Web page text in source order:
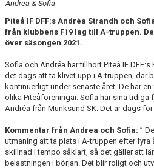
Andrea & Sofia
Piteå IF DFF:s Andréa Strandh och
från klubbens F19 lag till A-truppen.
över säsongen 2021.
Sofia och Andréa har tillhört Piteå IF DFF:s
det dags att ta klivet upp i A-truppen, där
kontinuerligt under senaste året. De har
olika Piteåföreningar. Sofia har sina
Andréa från Munksund SK. Det är dags
Kommentar från Andrea och Sofia: ”
utmaning att ta plats i A-truppen efter fyra
skillnad i tempo såklart, så det gäller att
belastningen i början. Det blir roligt och